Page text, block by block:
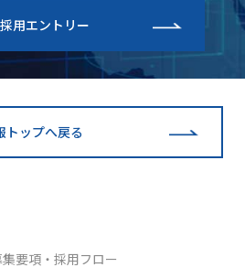
用エントリー
トップへ戻る
集要項・採用フロー